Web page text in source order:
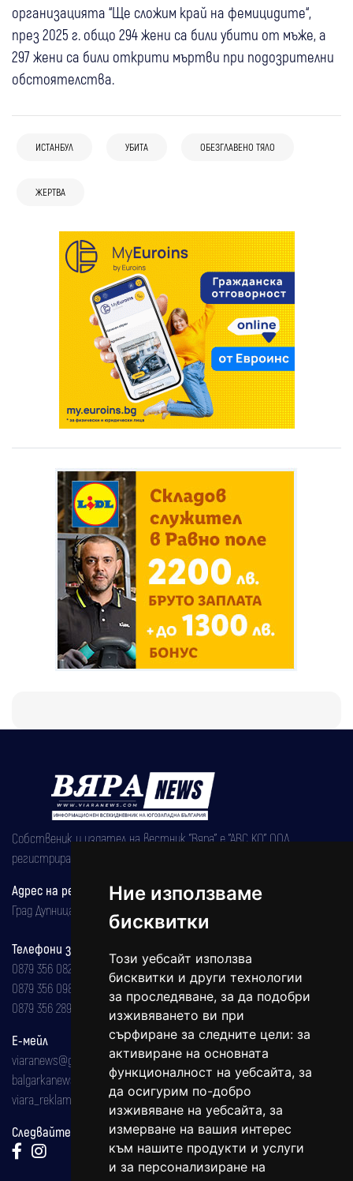
Ние използваме
бисквитки
Този уебсайт използва
бисквитки и други технологии
за проследяване, за да подобри
изживяването ви при
сърфиране за следните цели: за
активиране на основната
функционалност на уебсайта, за
да осигурим по-добро
изживяване на уебсайта, за
измерване на вашия интерес
към нашите продукти и услуги
и за персонализиране на
организацията “Ще сложим край на фемицидите“,
през 2025 г. общо 294 жени са били убити от мъже, а
297 жени са били открити мъртви при подозрителни
обстоятелства.
ИСТАНБУЛ УБИТА ОБЕЗГЛАВЕНО ТЯЛО
ЖЕРТВА
Собственик и издател на вестник "Вяра" е "АВС КО" ООД,
регистрирана на 08.05.2002 година.
Адрес на редакцията
Град Дупница, ул.''Христо Ботев" 43
Телефони за реклама и абонаменти
0879 356 082
0879 356 098
0879 356 289
Е-мейл
viaranews@gmail.com
balgarkanews@gmail.com
viara_reklama@mail.bg
Следвайте ни: